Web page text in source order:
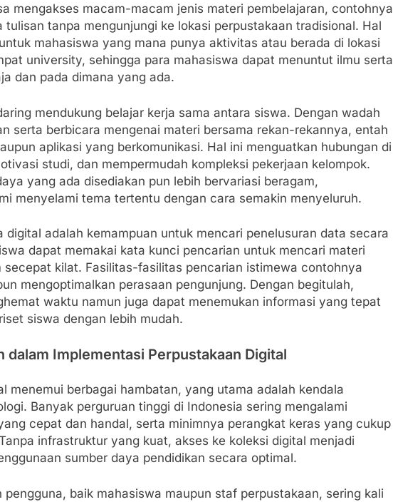
mengakses macam-macam jenis materi pembelajaran, contohnya
tanpa mengunjungi ke lokasi perpustakaan tradisional. Hal
mahasiswa yang mana punya aktivitas atau berada di lokasi
university, sehingga para mahasiswa dapat menuntut ilmu serta
dan pada dimana yang ada.
mendukung belajar kerja sama antara siswa. Dengan wadah
serta berbicara mengenai materi bersama rekan-rekannya, entah
aplikasi yang berkomunikasi. Hal ini menguatkan hubungan di
studi, dan mempermudah kompleksi pekerjaan kelompok.
yang ada disediakan pun lebih bervariasi beragam,
menyelami tema tertentu dengan cara semakin menyeluruh.
adalah kemampuan untuk mencari penelusuran data secara
dapat memakai kata kunci pencarian untuk mencari materi
secepat kilat. Fasilitas-fasilitas pencarian istimewa contohnya
mengoptimalkan perasaan pengunjung. Dengan begitulah,
waktu namun juga dapat menemukan informasi yang tepat
siswa dengan lebih mudah.
dalam Implementasi Perpustakaan Digital
menemui berbagai hambatan, yang utama adalah kendala
Banyak perguruan tinggi di Indonesia sering mengalami
cepat dan handal, serta minimnya perangkat keras yang cukup
infrastruktur yang kuat, akses ke koleksi digital menjadi
sumber daya pendidikan secara optimal.
baik mahasiswa maupun staf perpustakaan, sering kali